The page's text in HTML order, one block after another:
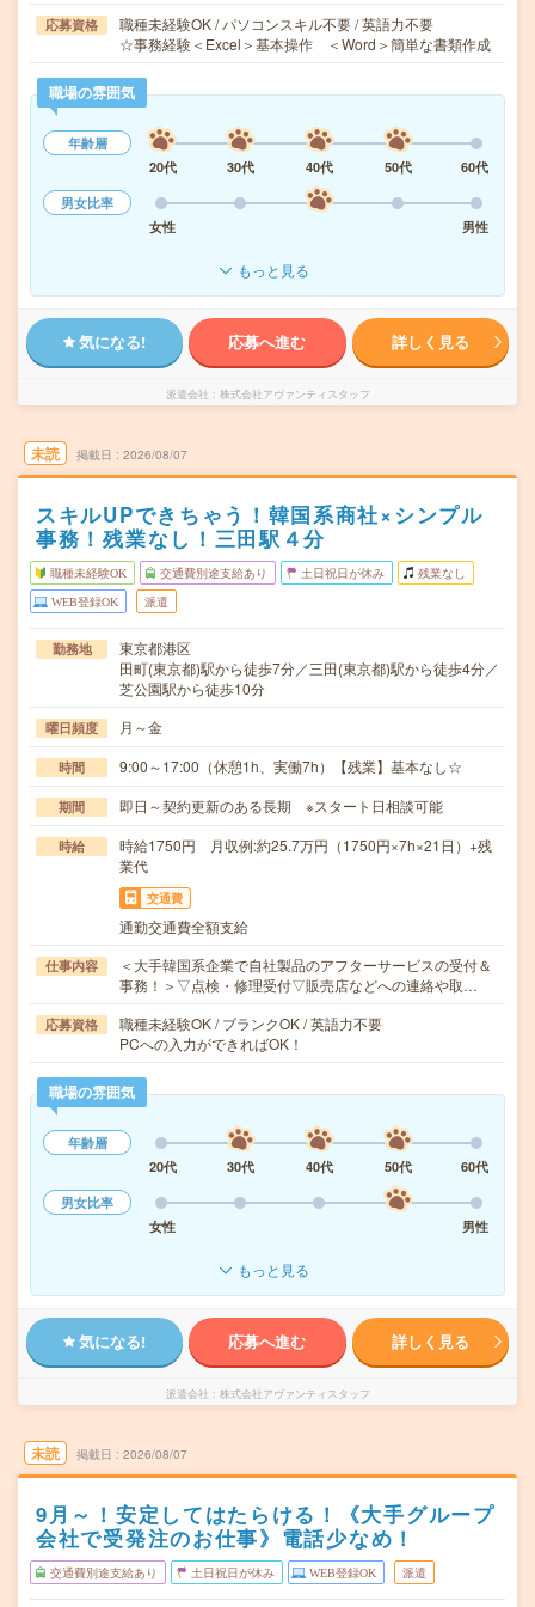
応募資格
職種未経験OK / パソコンスキル不要 / 英語力不要
☆事務経験＜Excel＞基本操作 ＜Word＞簡単な書類作成
職場の雰囲気
年齢層
20代
30代 40代 50代
60代
男女比率
女性
男性
もっと見る
気になる! 応募へ進む 詳しく見る
派遣会社 株式会社アヴァンティスタッフ
未読 掲載日 2026/08/07
スキルUPできちゃう！韓国系商社×シンプル
事務！残業なし！三田駅４分
職種未経験OK 交通費別途支給あり 土日祝日が休み 残業なし
WEB登録OK 派遣
勤務地
東京都港区
田町(東京都)駅から徒歩7分／三田(東京都)駅から徒歩4分／
芝公園駅から徒歩10分
曜日頻度 月～金
時間 9:00～17:00（休憩1h、実働7h）【残業】基本なし☆
期間 即日～契約更新のある長期 ※スタート日相談可能
時給
時給1750円 月収例:約25.7万円（1750円×7h×21日）+残
業代
交通費
通勤交通費全額支給
仕事内容
＜大手韓国系企業で自社製品のアフターサービスの受付＆
事務！＞▽点検・修理受付▽販売店などへの連絡や取…
応募資格
職種未経験OK / ブランクOK / 英語力不要
PCへの入力ができればOK！
職場の雰囲気
年齢層
20代
30代 40代 50代
60代
男女比率
女性
男性
もっと見る
気になる! 応募へ進む 詳しく見る
派遣会社 株式会社アヴァンティスタッフ
未読 掲載日 2026/08/07
9月～！安定してはたらける！《大手グループ
会社で受発注のお仕事》電話少なめ！
交通費別途支給あり 土日祝日が休み WEB登録OK 派遣